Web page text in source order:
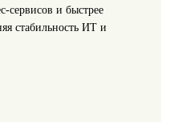
сервисов и быстрее
стабильность ИТ и